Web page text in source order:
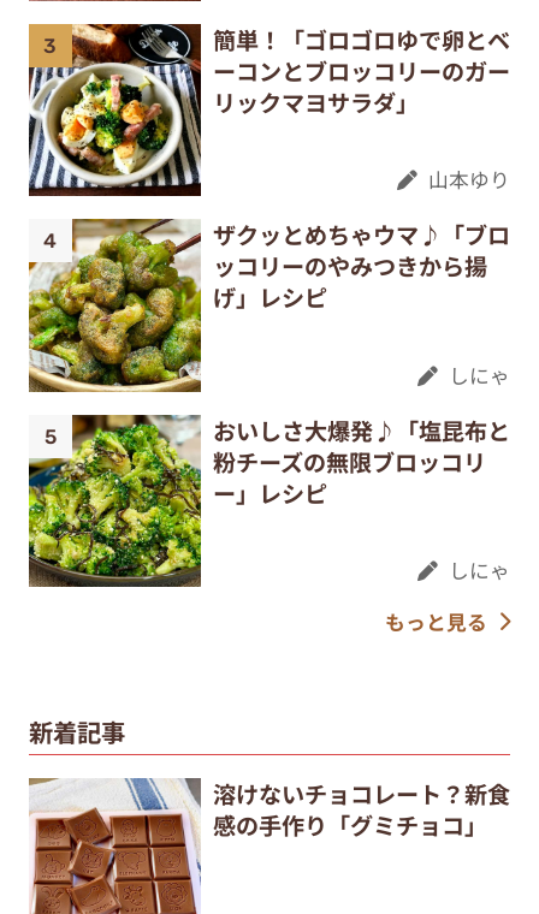
簡単！「ゴロゴロゆで卵とベ
ーコンとブロッコリーのガー
リックマヨサラダ」
山本ゆり
ザクッとめちゃウマ♪「ブロ
ッコリーのやみつきから揚
げ」レシピ
しにゃ
おいしさ大爆発♪「塩昆布と
粉チーズの無限ブロッコリ
ー」レシピ
しにゃ
もっと見る
新着記事
溶けないチョコレート？新食
感の手作り「グミチョコ」